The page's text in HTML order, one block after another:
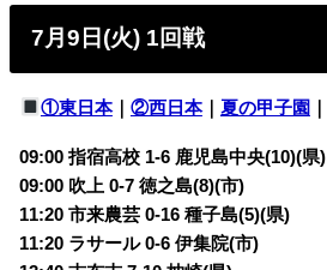
7月9日(火) 1回戦
①東日本｜ ②西日本｜ 夏の甲子園 ｜
09:00 指宿高校 1-6 鹿児島中央(10)(県)
09:00 吹上 0-7 徳之島(8)(市)
11:20 市来農芸 0-16 種子島(5)(県)
11:20 ラサール 0-6 伊集院(市)